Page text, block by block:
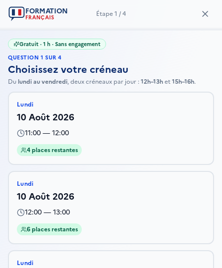
FORMATION
FRANÇAIS Étape1 /4
Gratuit · 1 h · Sans engagement
QUESTION 1 SUR4
Choisissez votre créneau
Du lundi au vendredi, deux créneaux par jour :12h–13het15h–16h.
Lundi
10 Août 2026
11:00—12:00
4 places restantes
Lundi
10 Août 2026
12:00—13:00
6 places restantes
Lundi